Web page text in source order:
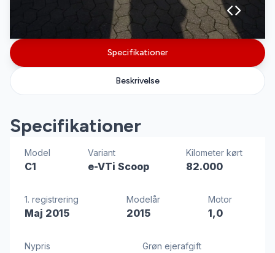
Specifikationer
Beskrivelse
Specifikationer
Model
C1
Variant
e-VTi Scoop
Kilometer kørt
82.000
1. registrering
Maj 2015
Modelår
2015
Motor
1,0
Nypris Grøn ejerafgift